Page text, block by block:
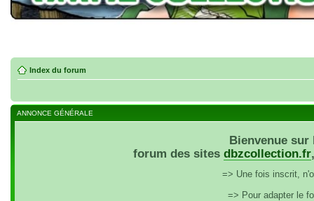
Index du forum
ANNONCE GÉNÉRALE
Bienvenue
forum des sites dbzcollection.fr
=> Une fois inscrit,
=> Pour adapter le